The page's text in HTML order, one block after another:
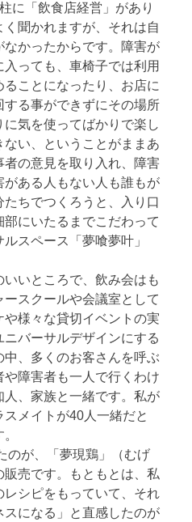
に「飲食店経営」があり
聞かれますが、それは自
かったからです。障害が
っても、車椅子では利用
ことになったり、お店に
る事ができずにその場所
気を使ってばかりで楽し
い、ということがままあ
者の意見を取り入れ、障害
ある人もない人も誰もが
ちでつくろうと、入り口
にいたるまでこだわって
スペース「夢喰夢叶」
いところで、飲み会はも
スクールや会議室として
様々な貸切イベントの実
バーサルデザインにする
、多くのお客さんを呼ぶ
障害者も一人で行くわけ
、家族と一緒です。私が
メイトが40人一緒だと
のが、「夢現鶏」（むげ
売です。もともとは、私
シピをもっていて、それ
スになる」と直感したのが